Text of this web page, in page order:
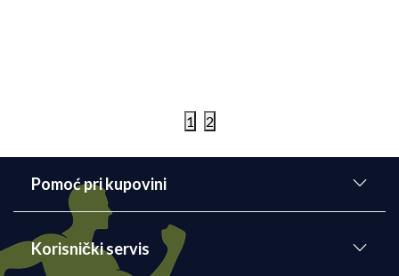
1 2
Pomoć pri kupovini
Korisnički servis